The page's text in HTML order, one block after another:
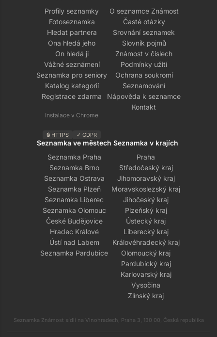
Profily seznamky
Fotoseznamka
Hledat partnera
Ona hledá jeho
On hledá ji
Vážné seznámení
Seznamka pro seniory
Katalog kategorií
Registrace zdarma
Instalace v Chrome
🔒 HTTPS ✓ GDPR
O seznamce Známost
Časté otázky
Srovnání seznamek
Slovník pojmů
Známost v číslech
Podmínky užití
Ochrana soukromí
Seznamování
Nápověda k seznamce
Kontakt
Seznamka ve městech
Seznamka Praha
Seznamka Brno
Seznamka Ostrava
Seznamka Plzeň
Seznamka Liberec
Seznamka Olomouc
České Budějovice
Hradec Králové
Ústí nad Labem
Seznamka Pardubice
Seznamka v krajích
Praha
Středočeský kraj
Jihomoravský kraj
Moravskoslezský kraj
Jihočeský kraj
Plzeňský kraj
Ústecký kraj
Liberecký kraj
Královéhradecký kraj
Olomoucký kraj
Pardubický kraj
Karlovarský kraj
Vysočina
Zlínský kraj
Seznamka Známost sídlí na Vinohradech, Praha 3, 130 00, Česká republika